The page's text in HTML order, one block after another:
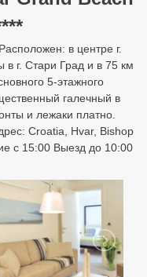
в центре г.
г. Стари Град и в 75 км
5-этажного
галечный в
и лежаки платно.
Croatia, Hvar, Bishop
с 15:00 Выезд до 10:00